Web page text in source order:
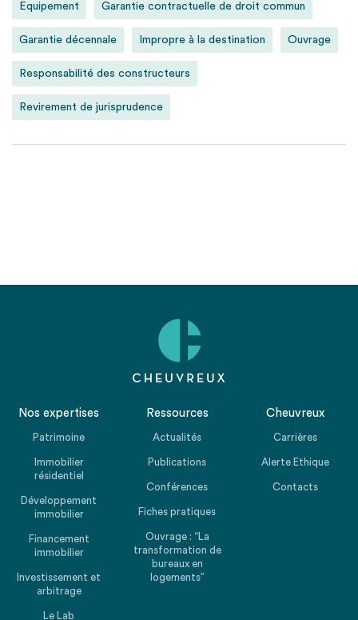
Equipement Garantie contractuelle de droit commun
Garantie décennale Impropre à la destination Ouvrage
Responsabilité des constructeurs
Revirement de jurisprudence
Nos expertises
Patrimoine
Immobilier
résidentiel
Développement
immobilier
Financement
immobilier
Investissement et
arbitrage
Le Lab
Ressources
Actualités
Publications
Conférences
Fiches pratiques
Ouvrage : “La
transformation de
bureaux en
logements”
Cheuvreux
Carrières
Alerte Ethique
Contacts